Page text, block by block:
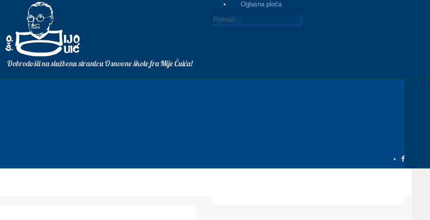
Oglasna ploča
Dobrodošli na službenu stranicu Osnovne škole fra Mije Čuića!